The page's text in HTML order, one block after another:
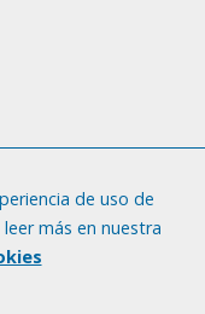
de uso de
más en nuestra